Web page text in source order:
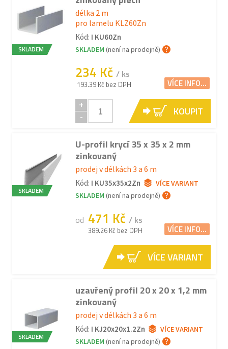
SKLADEM
délka 2 m
pro lamelu KLZ60Zn
Kód: I KU60Zn
SKLADEM (není na prodejně)
234 Kč / ks
193.39 Kč bez DPH VÍCE INFO...
+
-
KOUPIT
SKLADEM
U-profil krycí 35 x 35 x 2 mm
zinkovaný
prodej v délkách 3 a 6 m
Kód: I KU35x35x2Zn
VÍCE VARIANT
SKLADEM (není na prodejně)
od 471 Kč / ks
389.26 Kč bez DPH VÍCE INFO...
VÍCE VARIANT
SKLADEM
uzavřený profil 20 x 20 x 1,2 mm
zinkovaný
prodej v délkách 3 a 6 m
Kód: I KJ20x20x1.2Zn
VÍCE VARIANT
SKLADEM (není na prodejně)